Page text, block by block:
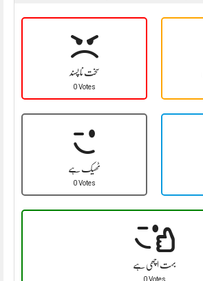
سخت نا پسند
0 Votes
ٹھیک ہے
0 Votes
بہت اچھی ہے